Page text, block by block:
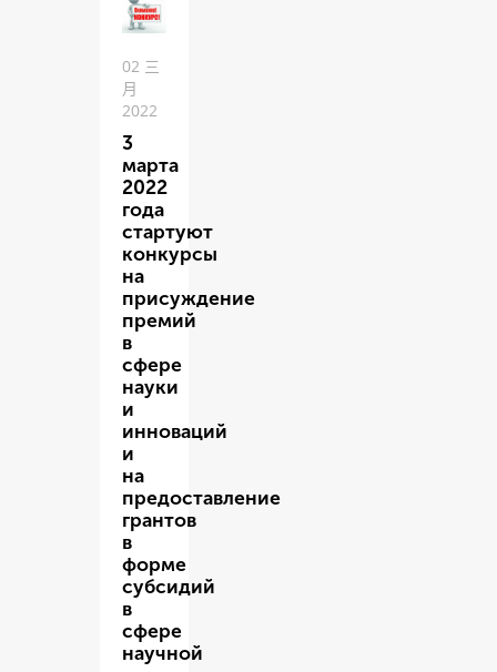
02 三
月
2022
3
марта
2022
года
стартуют
конкурсы
на
присуждение
премий
в
сфере
науки
и
инноваций
и
на
предоставление
грантов
в
форме
субсидий
в
сфере
научной